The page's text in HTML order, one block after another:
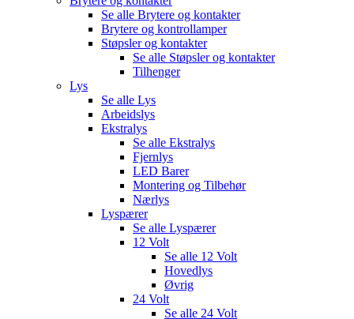
Se alle Brytere og kontakter
Brytere og kontrollamper
Støpsler og kontakter
Se alle Støpsler og kontakter
Tilhenger
Lys
Se alle Lys
Arbeidslys
Ekstralys
Se alle Ekstralys
Fjernlys
LED Barer
Montering og Tilbehør
Nærlys
Lyspærer
Se alle Lyspærer
12 Volt
Se alle 12 Volt
Hovedlys
Øvrig
24 Volt
Se alle 24 Volt